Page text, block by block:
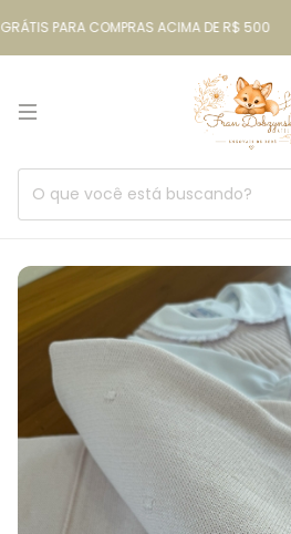
PARA COMPRAS ACIMA DE R$ 500